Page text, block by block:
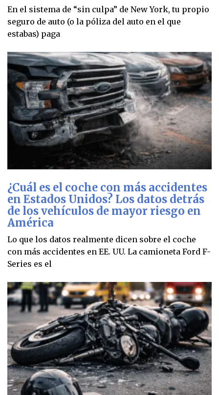
En el sistema de “sin culpa” de New York, tu propio
seguro de auto (o la póliza del auto en el que
estabas) paga
¿Cuál es el coche con más accidentes
en Estados Unidos? Los datos detrás
de los vehículos de mayor riesgo en
América
Lo que los datos realmente dicen sobre el coche
con más accidentes en EE. UU. La camioneta Ford F-
Series es el